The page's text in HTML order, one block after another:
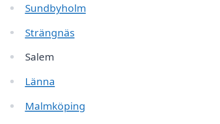
Sundbyholm
Strängnäs
Salem
Länna
Malmköping